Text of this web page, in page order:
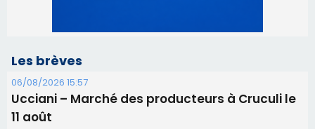
Corte – L’association A Nuciola organise une
projection sous les étoiles
06/08/2026 15:04
Alata - Soirée Tango Argentin au stade de San
Benedetto